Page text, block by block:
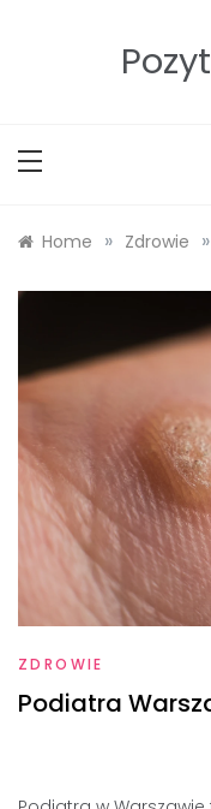
Home » Zdrowie »
ZDROWIE
Podiatra